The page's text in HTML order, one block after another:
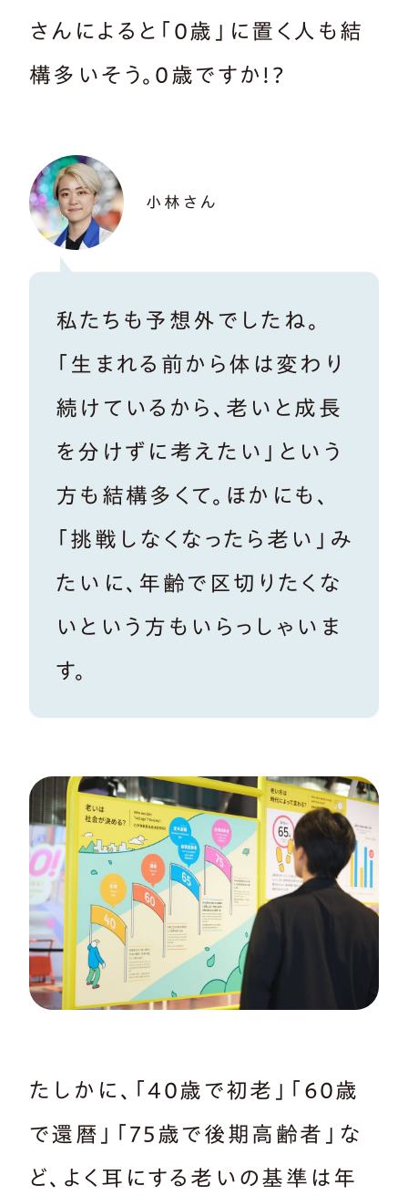
さんによると「0歳」に置く人も結
構多いそう。0歳ですか!?
小林さん
私たちも予想外でしたね。
「生まれる前から体は変わり
続けているから、老いと成長
を分けずに考えたい」という
方も結構多くて。ほかにも、
「挑戦しなくなったら老い」み
たいに、年齢で区切りたくな
いという方もいらっしゃいま
す。
たしかに、「40歳で初老」「60歳
で還暦」「75歳で後期高齢者」な
ど、よく耳にする老いの基準は年